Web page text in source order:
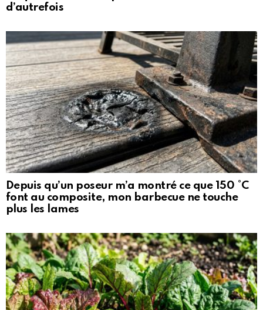
d’autrefois
Depuis qu’un poseur m’a montré ce que 150 °C
font au composite, mon barbecue ne touche
plus les lames